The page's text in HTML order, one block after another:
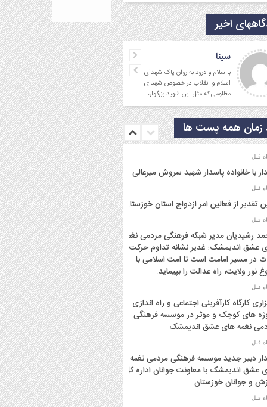
اخیر
سینا
با سلام و درود به روان پاک شهدای
اسلام و انقلاب در خصوص شهدای
مظلومی که مثل این شهید بزرگوار،
در تقابل با گروه
همه پست ها
با خانواده پاسدار شهید سروش میرعالی
تقدیر از فعالین امر ازدواج استان خوزستان
رشیدیان مدیر شبکه فرهنگی مردمی نغمه
عشق اندیمشک: غدیر نشانه تداوم حرکت
در مسیر امامت است تا امت اسلامی با
نور ولایت، راه عدالت را بپیماید.
کارگاه کارآفرینی اجتماعی و راه اندازی
های کوچک و موثر در موسسه فرهنگی
نغمه های عشق اندیمشک
دبیر جدید موسسه فرهنگی مردمی نغمه
عشق اندیمشک با معاونت جوانان اداره کل
و جوانان خوزستان